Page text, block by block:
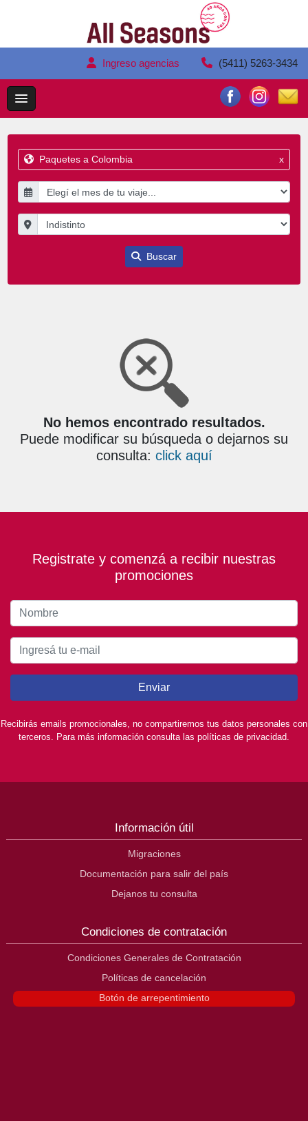
Ingreso agencias (5411) 5263-3434
Paquetes a Colombia x
Buscar
No hemos encontrado resultados.
Puede modificar su búsqueda o dejarnos su
consulta: click aquí
Registrate y comenzá a recibir nuestras
promociones
Enviar
Recibirás emails promocionales, no compartiremos tus datos personales con
terceros. Para más información consulta las políticas de privacidad.
Información útil
Migraciones
Documentación para salir del país
Dejanos tu consulta
Condiciones de contratación
Condiciones Generales de Contratación
Políticas de cancelación
Botón de arrepentimiento